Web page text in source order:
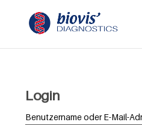
Login
Benutzername oder E-Mail-